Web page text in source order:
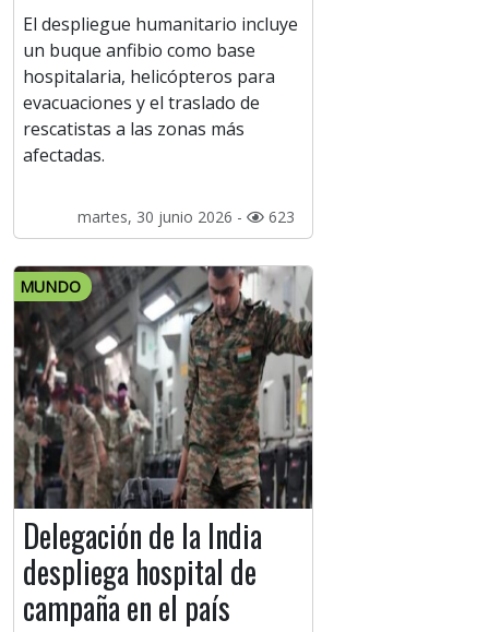
El despliegue humanitario incluye
un buque anfibio como base
hospitalaria, helicópteros para
evacuaciones y el traslado de
rescatistas a las zonas más
afectadas.
martes, 30 junio 2026 - 623
MUNDO
Delegación de la India
despliega hospital de
campaña en el país